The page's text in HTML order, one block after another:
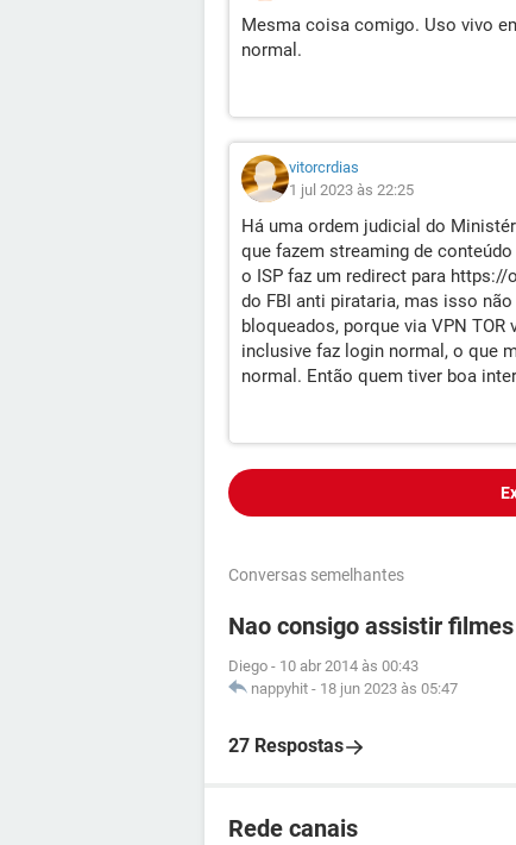
Mesma coisa comigo. Uso vivo
normal.
vitorcrdias
1 jul 2023 às 22:25
Há uma ordem judicial do
que fazem streaming de
o ISP faz um redirect para
do FBI anti pirataria, mas isso
bloqueados, porque via VPN
inclusive faz login normal, o que
normal. Então quem tiver boa
Conversas semelhantes
Nao consigo assistir
Diego - 10 abr 2014 às 00:43
nappyhit - 18 jun 2023 às 05:47
27 Respostas
Rede canais